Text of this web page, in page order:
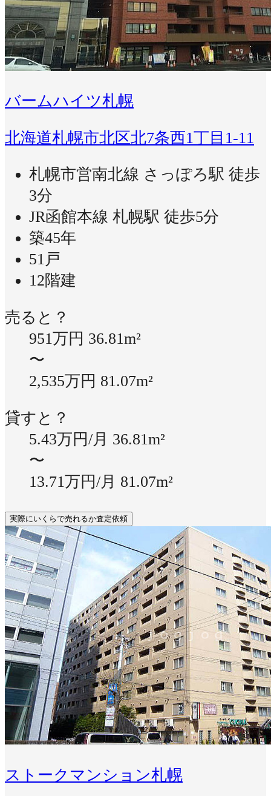
バームハイツ札幌
北海道札幌市北区北7条西1丁目1-11
札幌市営南北線 さっぽろ駅 徒歩
3分
JR函館本線 札幌駅 徒歩5分
築45年
51戸
12階建
売ると？
951万円 36.81m²
〜
2,535万円 81.07m²
貸すと？
5.43万円/月 36.81m²
〜
13.71万円/月 81.07m²
実際にいくらで売れるか査定依頼
ストークマンション札幌